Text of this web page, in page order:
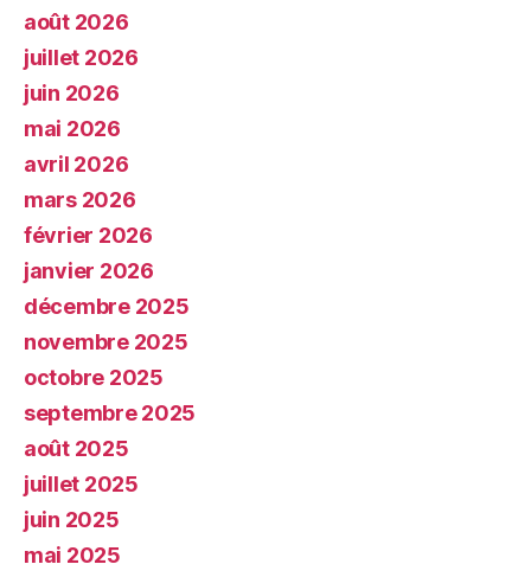
août 2026
juillet 2026
juin 2026
mai 2026
avril 2026
mars 2026
février 2026
janvier 2026
décembre 2025
novembre 2025
octobre 2025
septembre 2025
août 2025
juillet 2025
juin 2025
mai 2025